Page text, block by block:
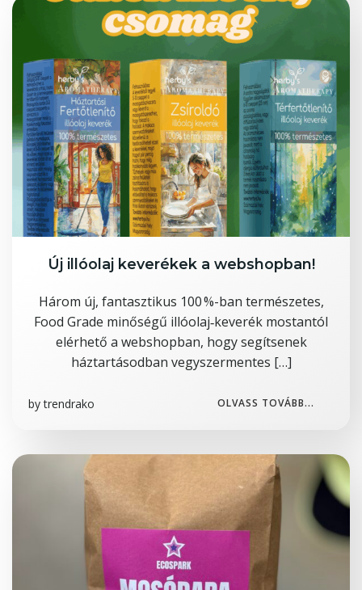
Új illóolaj keverékek a webshopban!
Három új, fantasztikus 100 %-ban természetes,
Food Grade minőségű illóolaj‑keverék mostantól
elérhető a webshopban, hogy segítsenek
háztartásodban vegyszermentes […]
by trendrako OLVASS TOVÁBB...